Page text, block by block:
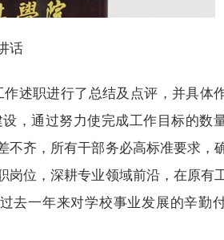
话
述职进行了总结及点评，并具体
，通过努力使完成工作目标的数
不齐，所有干部务必高标准要求，
位，深耕专业领域前沿，在原有
去一年来对学校事业发展的辛勤